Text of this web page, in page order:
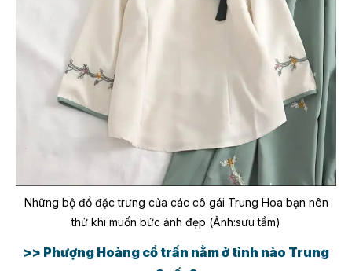
Những bộ đồ đặc trưng của các cô gái Trung Hoa bạn nên
thử khi muốn bức ảnh đẹp (Ảnh:sưu tầm)
>> Phượng Hoàng cổ trấn nằm ở tỉnh nào Trung